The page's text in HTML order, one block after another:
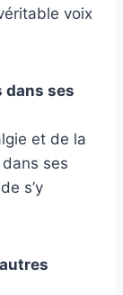
voix
dans ses
et de la
ses
s’y